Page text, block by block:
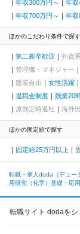
年収300万円～ 年収
年収700万円～
年収
ほかのこだわり条件で探す
第二新卒歓迎 外資
管理職・マネジャー
服装自由
女性活躍
退職金制度
残業20
原則定時退社
海外
ほかの固定給で探す
固定給25万円以上
転職・求人doda（デュー
用研究（化学） 基礎・応
転職サイト dodaをシ